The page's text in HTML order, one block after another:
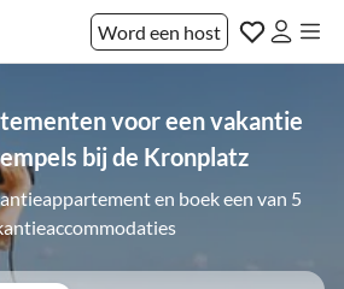
Word een host
voor een vakantie
bij de Kronplatz
en boek een van 5